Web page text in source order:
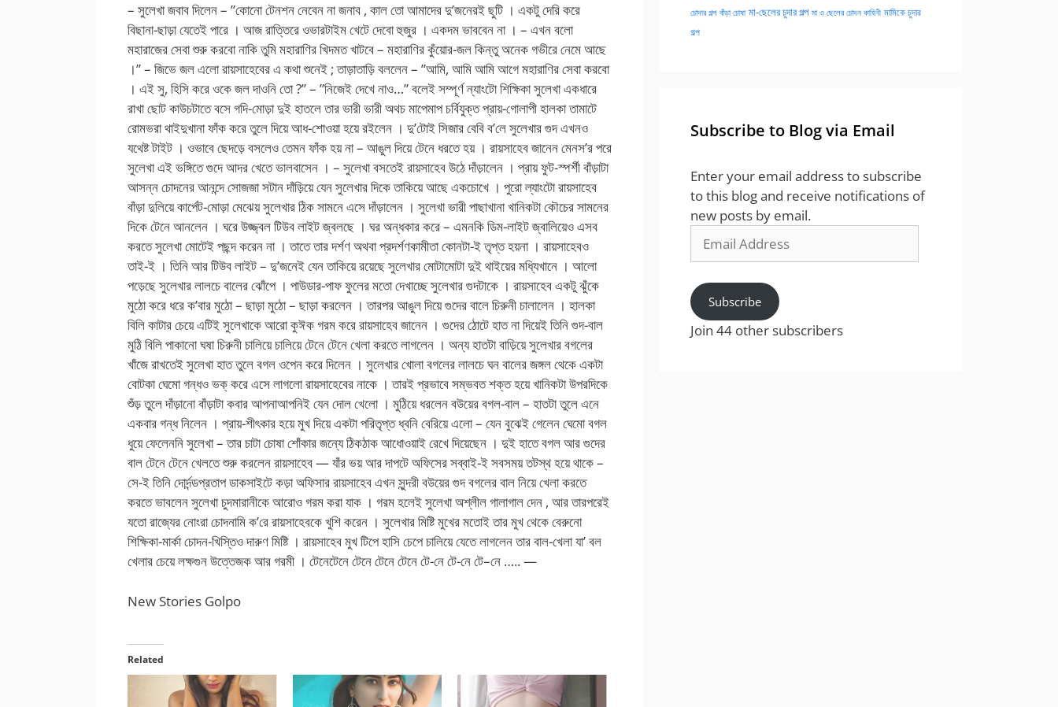
– সুলেখা জবাব দিলেন – ”কোনো টেনশন নেবেন না জনাব , কাল তো আমাদের দু’জনেরই ছুটি । একটু দেরি করে
বিছানা-ছাড়া যেতেই পারে । আজ রাত্তিরে ওভারটাইম খেটে দেবো হুজুর । একদম ভাববেন না । – এখন বলো
মহারাজের সেবা শুরু করবো নাকি তুমি মহারাণির খিদমত খাটবে – মহারাণির কুঁয়োর-জল কিন্তু অনেক গভীরে নেমে আছে
।” – জিভে জল এলো রায়সাহেবের এ কথা শুনেই ; তাড়াতাড়ি বললেন – ”আমি, আমি আমি আগে মহারাণির সেবা করবো
। এই সু, হিসি করে ওকে জল দাওনি তো ?” – ”নিজেই দেখে নাও…” বলেই সম্পূর্ণ ন্যাংটো শিক্ষিকা সুলেখা একধারে
রাখা ছোট কাউচটাতে বসে গদি-মোড়া দুই হাতলে তার ভারী ভারী অথচ মাপেমাপ চর্বিযুক্ত প্রায়-গোলাপী হালকা তামাটে
রোমভরা থাইদুখানা ফাঁক করে তুলে দিয়ে আধ-শোওয়া হয়ে রইলেন । দু’টোই সিজার বেবি ব’লে সুলেখার গুদ এখনও
যথেষ্ট টাইট । ওভাবে ছেদড়ে বসলেও তেমন ফাঁক হয় না – আঙুল দিয়ে টেনে ধরতে হয় । রায়সাহেব জানেন মেনস’র পরে
সুলেখা এই ভঙ্গিতে গুদে আদর খেতে ভালবাসেন । – সুলেখা বসতেই রায়সাহেব উঠে দাঁড়ালেন । প্রায় ফুট-স্পর্শী বাঁড়াটা
আসন্ন চোদনের আনন্দে সোজজা সটান দাঁড়িয়ে যেন সুলেখার দিকে তাকিয়ে আছে একচোখে । পুরো ল্যাংটো রায়সাহেব
বাঁড়া দুলিয়ে কার্পেট-মোড়া মেঝেয় সুলেখার ঠিক সামনে এসে দাঁড়ালেন । সুলেখা ভারী পাছাখানা খানিকটা কৌচের সামনের
দিকে টেনে আনলেন । ঘরে উজ্জ্বল টিউব লাইট জ্বলছে । ঘর অন্ধকার করে – এমনকি ডিম-লাইট জ্বালিয়েও এসব
করতে সুলেখা মোটেই পছন্দ করেন না । তাতে তার দর্শণ অথবা প্রদর্শণকামীতা কোনটা-ই তৃপ্ত হয়না । রায়সাহেবও
তাই-ই । তিনি আর টিউব লাইট – দু’জনেই যেন তাকিয়ে রয়েছে সুলেখার মোটামোটা দুই থাইয়ের মধ্যিখানে । আলো
পড়েছে সুলেখার লালচে বালের ঝোঁপে । পাউডার-পাফ ফুলের মতো দেখাচ্ছে সুলেখার গুদটাকে । রায়সাহেব একটু ঝুঁকে
মুঠো করে ধরে ক’বার মুঠো – ছাড়া মুঠো – ছাড়া করলেন । তারপর আঙুল দিয়ে গুদের বালে চিরুনী চালালেন । হালকা
বিলি কাটার চেয়ে এটিই সুলেখাকে আরো কুঈক গরম করে রায়সাহেব জানেন । গুদের ঠোটে হাত না দিয়েই তিনি গুদ-বাল
মুঠি বিলি পাকানো ঘষা চিরুনী চালিয়ে চালিয়ে টেনে টেনে খেলা করতে লাগলেন । অন্য হাতটা বাড়িয়ে সুলেখার বগলের
খাঁজে রাখতেই সুলেখা হাত তুলে বগল ওপেন করে দিলেন । সুলেখার খোলা বগলের লালচে ঘন বালের জঙ্গল থেকে একটা
বোটকা ঘেমো গন্ধও ভক্ করে এসে লাগলো রায়সাহেবের নাকে । তারই প্রভাবে সম্ভবত শক্ত হয়ে খানিকটা উপরদিকে
শুঁড় তুলে দাঁড়ানো বাঁড়াটা কবার আপনাআপনিই যেন দোল খেলো । মুঠিয়ে ধরলেন বউয়ের বগল-বাল – হাতটা তুলে এনে
একবার গন্ধ নিলেন । প্রায়-শীৎকার হয়ে মুখ দিয়ে একটা পরিতৃপ্ত ধ্বনি বেরিয়ে এলো – যেন বুঝেই গেলেন ঘেমো বগল
ধুয়ে ফেলেননি সুলেখা – তার চাটা চোষা শোঁকার জন্যে ঠিকঠাক আধোওয়াই রেখে দিয়েছেন । দুই হাতে বগল আর গুদের
বাল টেনে টেনে খেলতে শুরু করলেন রায়সাহেব — যাঁর ভয় আর দাপটে অফিসের সব্বাই-ই সবসময় তটস্থ হয়ে থাকে –
সে-ই তিনি দোর্দন্ডপ্রতাপ ডাকসাইটে কড়া অফিসার রায়সাহেব এখন সুন্দরী বউয়ের গুদ বগলের বাল নিয়ে খেলা করতে
করতে ভাবলেন সুলেখা চুদমারানীকে আরোও গরম করা যাক । গরম হলেই সুলেখা অশ্লীল গালাগাল দেন , আর তারপরেই
যতো রাজ্যের নোংরা চোদনামি ক’রে রায়সাহেবকে খুশি করেন । সুলেখার মিষ্টি মুখের মতোই তার মুখ থেকে বেরুনো
শিক্ষিকা-মার্কা চোদন-খিস্তিও দারুণ মিষ্টি । রায়সাহেব মুখ টিপে হাসি চেপে চালিয়ে যেতে লাগলেন তার বাল-খেলা যা’ বল
খেলার চেয়ে লক্ষগুন উত্তেজক আর গরমী । টেনেটেনে টেনে টেনে টেনে টে-নে টে-নে টে–নে ….. —
New Stories Golpo
Related
চোদার গল্প বাঁড়া চোষা মা-ছেলের চুদার গল্প মা ও ছেলের চোদন কাহিনী মামিকে চুদার
গল্প
Subscribe to Blog via Email
Enter your email address to subscribe
to this blog and receive notifications of
new posts by email.
Address
Subscribe
Join 44 other subscribers